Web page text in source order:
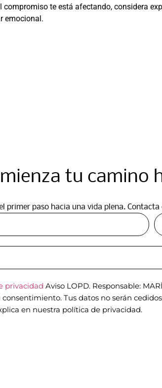
compromiso te está afectando, considera
emocional.
tu camino
primer paso hacia una vida plena.
privacidad Aviso LOPD. Responsable:
Tus datos no serán
en nuestra política de privacidad.